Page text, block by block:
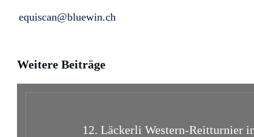
equiscan@bluewin.ch
Weitere Beiträge
12. Läckerli Western-Reitturnier